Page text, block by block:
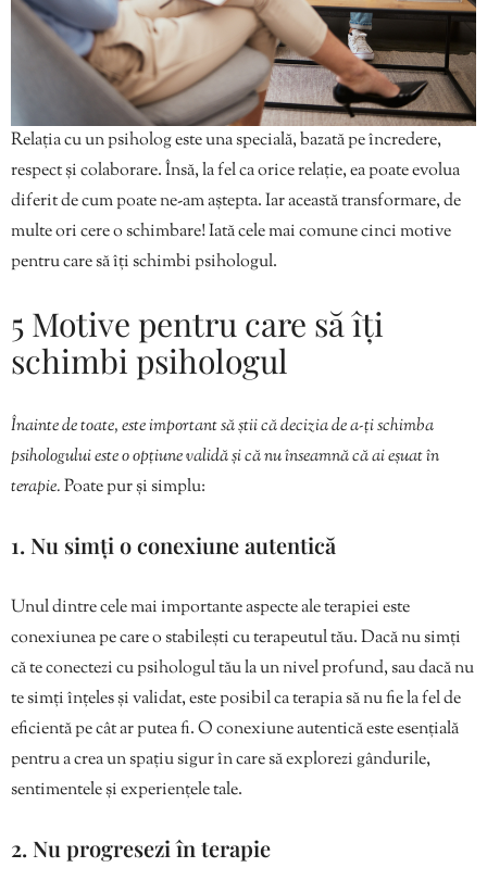
Relația cu un psiholog este una specială, bazată pe încredere,
respect și colaborare. Însă, la fel ca orice relație, ea poate evolua
diferit de cum poate ne-am aștepta. Iar această transformare, de
multe ori cere o schimbare! Iată cele mai comune cinci motive
pentru care să îți schimbi psihologul.
5 Motive pentru care să îți
schimbi psihologul
Înainte de toate, este important să știi că decizia de a-ți schimba
psihologului este o opțiune validă și că nu înseamnă că ai eșuat în
terapie.Poate pur și simplu:
1. Nu simți o conexiune autentică
Unul dintre cele mai importante aspecte ale terapiei este
conexiunea pe care o stabilești cu terapeutul tău. Dacă nu simți
că te conectezi cu psihologul tău la un nivel profund, sau dacă nu
te simți înțeles și validat, este posibil ca terapia să nu fie la fel de
eficientă pe cât ar putea fi. O conexiune autentică este esențială
pentru a crea un spațiu sigur în care să explorezi gândurile,
sentimentele și experiențele tale.
2. Nu progresezi în terapie